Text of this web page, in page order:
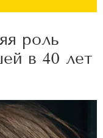
роль
в 40 лет